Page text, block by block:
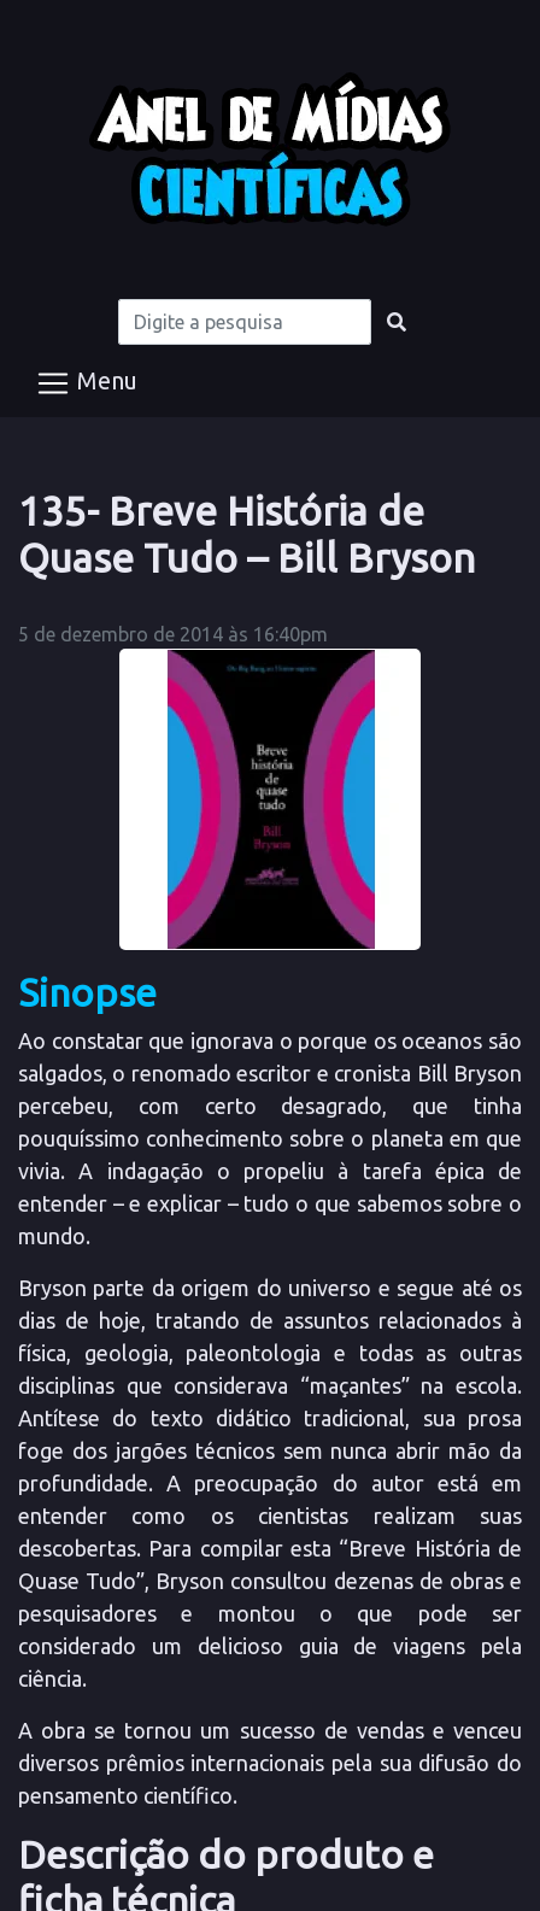
Menu
135- Breve História de
Quase Tudo – Bill Bryson
5 de dezembro de 2014 às 16:40pm
Sinopse
Ao constatar que ignorava o porque os oceanos são
salgados, o renomado escritor e cronista Bill Bryson
percebeu, com certo desagrado, que tinha
pouquíssimo conhecimento sobre o planeta em que
vivia. A indagação o propeliu à tarefa épica de
entender – e explicar – tudo o que sabemos sobre o
mundo.
Bryson parte da origem do universo e segue até os
dias de hoje, tratando de assuntos relacionados à
física, geologia, paleontologia e todas as outras
disciplinas que considerava “maçantes” na escola.
Antítese do texto didático tradicional, sua prosa
foge dos jargões técnicos sem nunca abrir mão da
profundidade. A preocupação do autor está em
entender como os cientistas realizam suas
descobertas. Para compilar esta “Breve História de
Quase Tudo”, Bryson consultou dezenas de obras e
pesquisadores e montou o que pode ser
considerado um delicioso guia de viagens pela
ciência.
A obra se tornou um sucesso de vendas e venceu
diversos prêmios internacionais pela sua difusão do
pensamento científico.
Descrição do produto e
ficha técnica